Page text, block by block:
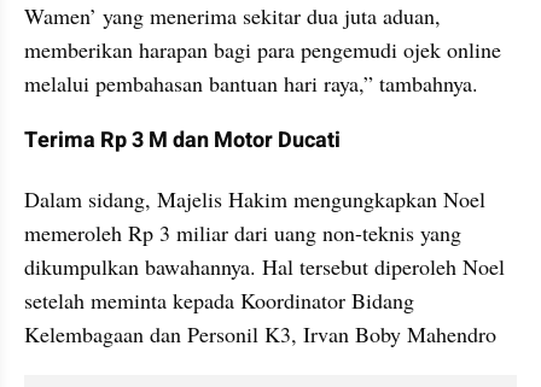
Wamen’ yang menerima sekitar dua juta aduan,
memberikan harapan bagi para pengemudi ojek online
melalui pembahasan bantuan hari raya,” tambahnya.
Terima Rp 3 M dan Motor Ducati
Dalam sidang, Majelis Hakim mengungkapkan Noel
memeroleh Rp 3 miliar dari uang non-teknis yang
dikumpulkan bawahannya. Hal tersebut diperoleh Noel
setelah meminta kepada Koordinator Bidang
Kelembagaan dan Personil K3, Irvan Boby Mahendro